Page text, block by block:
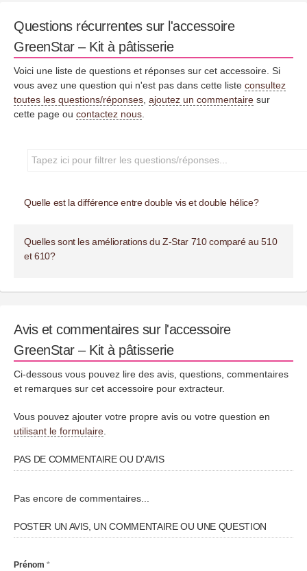
Questions récurrentes sur l'accessoire
GreenStar – Kit à pâtisserie
Voici une liste de questions et réponses sur cet accessoire. Si
vous avez une question qui n'est pas dans cette liste consultez
toutes les questions/réponses ajoutez un commentaire sur
cette page ou contactez nous
Quelle est la différence entre double vis et double hélice?
Quelles sont les améliorations du Z-Star 710 comparé au 510
et 610?
Avis et commentaires sur l'accessoire
GreenStar – Kit à pâtisserie
Ci-dessous vous pouvez lire des avis, questions, commentaires
et remarques sur cet accessoire pour extracteur.
Vous pouvez ajouter votre propre avis ou votre question en
utilisant le formulaire
PAS DE COMMENTAIRE OU D'AVIS
Pas encore de commentaires...
POSTER UN AVIS, UN COMMENTAIRE OU UNE QUESTION
Prénom *